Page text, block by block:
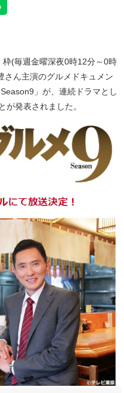
(毎週金曜深夜0時12分～0時
ん主演のグルメドキュメン
」が、連続ドラマとし
が発表されました。